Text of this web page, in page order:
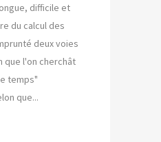
difficile et
du calcul des
deux voies
que l'on cherchât
temps"
que...